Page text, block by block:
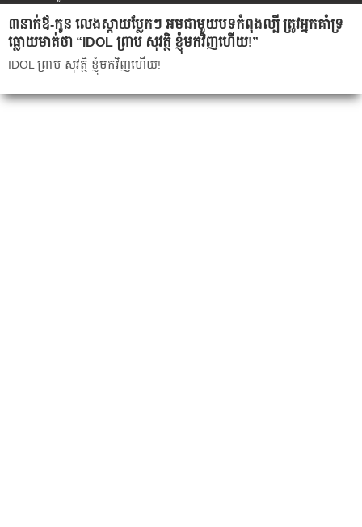
៣នាក់ឪ-កូន លេងស្ដាយប្លែកៗ អមជាមួយបទកំពុងល្បី ត្រូវអ្នកគាំទ្រ
ធ្លោយមាត់ថា “IDOL ព្រាប សុវត្ថិ ខ្ញុំមកវិញហើយ!”
IDOL ព្រាប សុវត្ថិ ខ្ញុំមកវិញហើយ!